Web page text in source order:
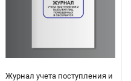
Журнал учета поступления и